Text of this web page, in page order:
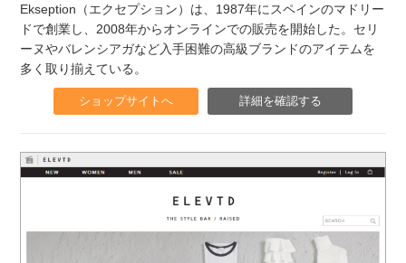
Ekseption（エクセプション）は、1987年にスペインのマドリー
ドで創業し、2008年からオンラインでの販売を開始した。セリ
ーヌやバレンシアガなど入手困難の高級ブランドのアイテムを
多く取り揃えている。
ショップサイトへ 詳細を確認する